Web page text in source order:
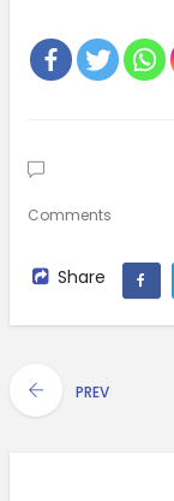
Comments
Share
PREV